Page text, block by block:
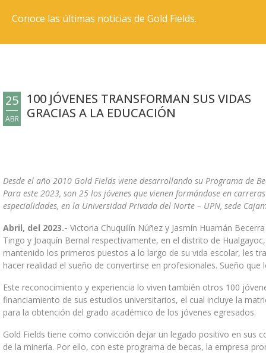
ASPIRACIONES ESTRATÉGICAS AL 2035
GESTIÓN SOCIAL
BIBLIOTECA DE PUBLICACIONES
GALERÍA DE VIDEOS
PERSONAS Y CARRERAS
POTENCIAMOS EL TALENTO
PROPUESTA DE VALOR
ENTRENAMIENTO Y DESEMPEÑO
DIVERSIDAD E INCLUSIÓN
TRABAJA CON NOSOTROS
Conoce las últimas noticias de Gold Fields.
25
ABR
100 JÓVENES TRANSFORMAN SUS VIDAS
GRACIAS A LA EDUCACIÓN
Desde el año 2010 Gold Fields viene desarrollando su Programa de
Para este 2023, son 25 los jóvenes que vienen formándose en
especialidades, en la Universidad Privada del Norte – UPN, sede
Abril, del 2023.- Victoria Chuquilín Núñez y Jasmín Huamán
Tingo y Joaquín Bernal respectivamente, en el distrito de
mantenido los primeros puestos a lo largo de su vida escolar, les
hacer realidad el sueño de convertirse en profesionales. Sueño
Este reconocimiento y experiencia lo viven también otros 100
financiamiento de sus estudios universitarios, el cual incluye la
para la obtención del grado académico de los jóvenes egresados.
Gold Fields tiene como convicción dejar un legado positivo en sus
de la minería. Por ello, con este programa de becas, la empresa